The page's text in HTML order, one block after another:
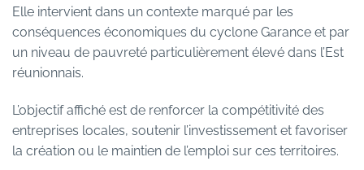
Elle intervient dans un contexte marqué par les
conséquences économiques du cyclone Garance et par
un niveau de pauvreté particulièrement élevé dans l’Est
réunionnais.
L’objectif affiché est de renforcer la compétitivité des
entreprises locales, soutenir l’investissement et favoriser
la création ou le maintien de l’emploi sur ces territoires.